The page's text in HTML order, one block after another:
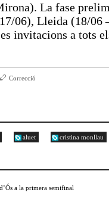
La fase
06), Lleida (18/06
invitacions a tots
Correcció
aluet cristina monllau
a la primera semifinal